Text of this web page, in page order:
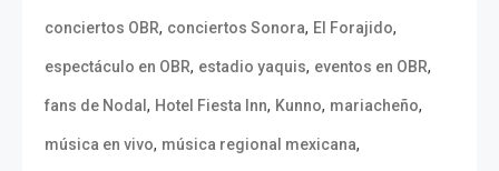
conciertos OBR, conciertos Sonora, El Forajido,
espectáculo en OBR, estadio yaquis, eventos en OBR,
fans de Nodal , Hotel Fiesta Inn, Kunno, mariacheño,
música en vivo, música regional mexicana,